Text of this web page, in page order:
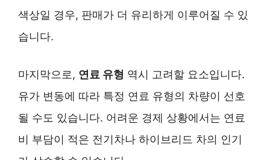
색상일 경우, 판매가 더 유리하게 이루어질 수 있
습니다.
마지막으로, 연료 유형 역시 고려할 요소입니다.
유가 변동에 따라 특정 연료 유형의 차량이 선호
될 수도 있습니다. 어려운 경제 상황에서는 연료
비 부담이 적은 전기차나 하이브리드 차의 인기